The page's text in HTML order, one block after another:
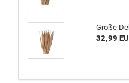
Große
32,99